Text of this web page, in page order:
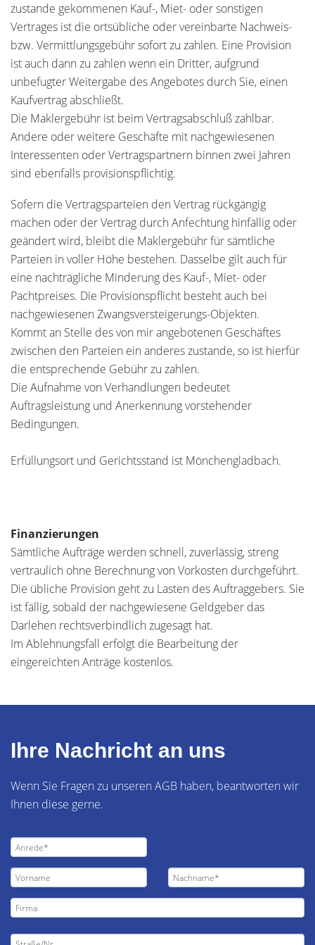
zustande gekommenen Kauf-, Miet- oder sonstigen
Vertrages ist die ortsübliche oder vereinbarte Nachweis-
bzw. Vermittlungsgebühr sofort zu zahlen. Eine Provision
ist auch dann zu zahlen wenn ein Dritter, aufgrund
unbefugter Weitergabe des Angebotes durch Sie, einen
Kaufvertrag abschließt.
Die Maklergebühr ist beim Vertragsabschluß zahlbar.
Andere oder weitere Geschäfte mit nachgewiesenen
Interessenten oder Vertragspartnern binnen zwei Jahren
sind ebenfalls provisionspflichtig.
Sofern die Vertragsparteien den Vertrag rückgängig
machen oder der Vertrag durch Anfechtung hinfällig oder
geändert wird, bleibt die Maklergebühr für sämtliche
Parteien in voller Höhe bestehen. Dasselbe gilt auch für
eine nachträgliche Minderung des Kauf-, Miet- oder
Pachtpreises. Die Provisionspflicht besteht auch bei
nachgewiesenen Zwangsversteigerungs-Objekten.
Kommt an Stelle des von mir angebotenen Geschäftes
zwischen den Parteien ein anderes zustande, so ist hierfür
die entsprechende Gebühr zu zahlen.
Die Aufnahme von Verhandlungen bedeutet
Auftragsleistung und Anerkennung vorstehender
Bedingungen.
Erfüllungsort und Gerichtsstand ist Mönchengladbach.
Finanzierungen
Sämtliche Aufträge werden schnell, zuverlässig, streng
vertraulich ohne Berechnung von Vorkosten durchgeführt.
Die übliche Provision geht zu Lasten des Auftraggebers. Sie
ist fällig, sobald der nachgewiesene Geldgeber das
Darlehen rechtsverbindlich zugesagt hat.
Im Ablehnungsfall erfolgt die Bearbeitung der
eingereichten Anträge kostenlos.
Ihre Nachricht an uns
Wenn Sie Fragen zu unseren AGB haben, beantworten wir
Ihnen diese gerne.